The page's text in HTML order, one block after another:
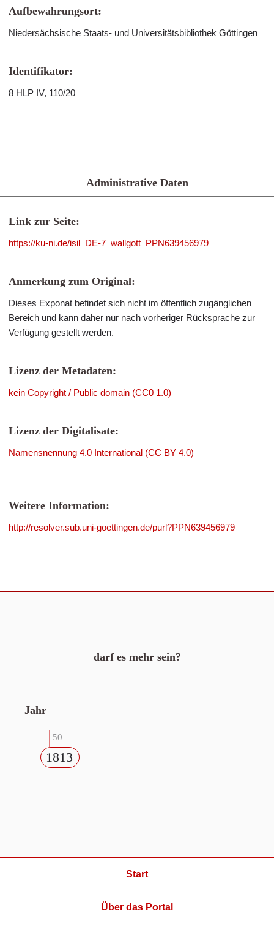
Aufbewahrungsort:
Niedersächsische Staats- und Universitätsbibliothek Göttingen
Identifikator:
8 HLP IV, 110/20
Administrative Daten
Link zur Seite:
https://ku-ni.de/isil_DE-7_wallgott_PPN639456979
Anmerkung zum Original:
Dieses Exponat befindet sich nicht im öffentlich zugänglichen
Bereich und kann daher nur nach vorheriger Rücksprache zur
Verfügung gestellt werden.
Lizenz der Metadaten:
kein Copyright / Public domain (CC0 1.0)
Lizenz der Digitalisate:
Namensnennung 4.0 International (CC BY 4.0)
Weitere Information:
http://resolver.sub.uni-goettingen.de/purl?PPN639456979
darf es mehr sein?
Jahr
50
1813
Start
Über das Portal